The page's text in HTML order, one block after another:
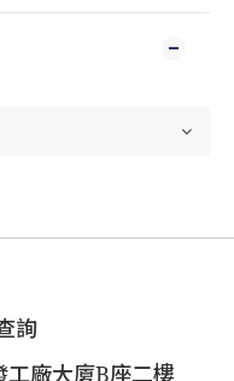
詢
廠大廈B座二樓